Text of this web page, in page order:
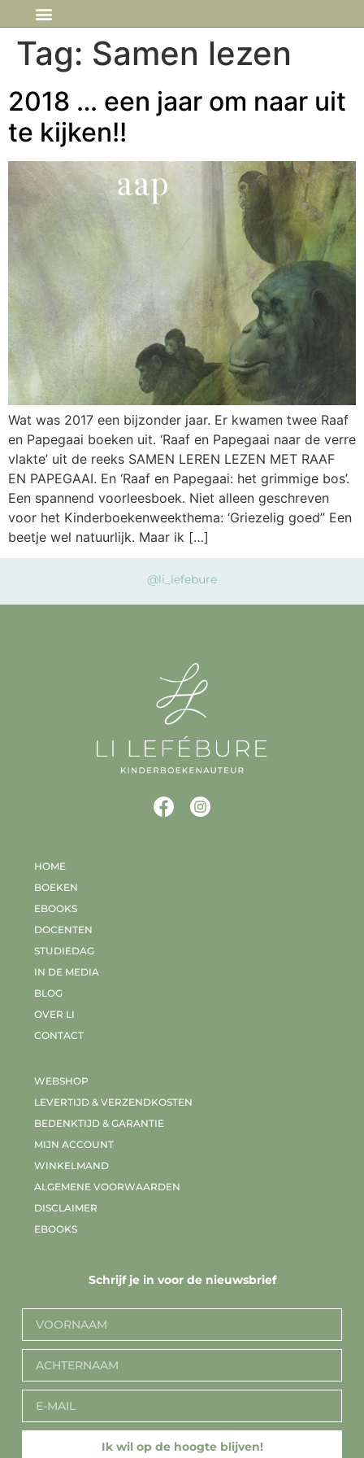
Tag: Samen lezen
2018 … een jaar om naar uit
te kijken!!
Wat was 2017 een bijzonder jaar. Er kwamen twee Raaf
en Papegaai boeken uit. ‘Raaf en Papegaai naar de verre
vlakte’ uit de reeks SAMEN LEREN LEZEN MET RAAF
EN PAPEGAAI. En ‘Raaf en Papegaai: het grimmige bos’.
Een spannend voorleesboek. Niet alleen geschreven
voor het Kinderboekenweekthema: ‘Griezelig goed” Een
beetje wel natuurlijk. Maar ik […]
@li_lefebure
HOME
BOEKEN
EBOOKS
DOCENTEN
STUDIEDAG
IN DE MEDIA
BLOG
OVER LI
CONTACT
WEBSHOP
LEVERTIJD & VERZENDKOSTEN
BEDENKTIJD & GARANTIE
MIJN ACCOUNT
WINKELMAND
ALGEMENE VOORWAARDEN
DISCLAIMER
EBOOKS
Schrijf je in voor de nieuwsbrief
Ik wil op de hoogte blijven!